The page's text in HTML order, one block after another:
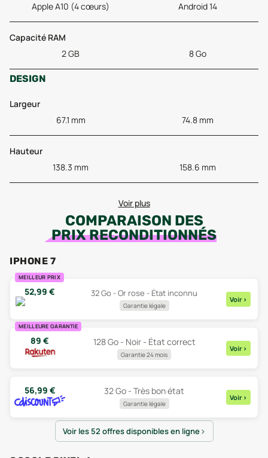
Apple A10 (4 cœurs)
Android 14
Capacité RAM
2 GB
8 Go
DESIGN
Largeur
67.1 mm
74.8 mm
Hauteur
138.3 mm
158.6 mm
Voir plus
COMPARAISON DES
PRIX RECONDITIONNÉS
IPHONE 7
MEILLEUR PRIX
52,99 € 32 Go - Or rose - État inconnu
Garantie légale
Voir >
MEILLEURE GARANTIE
89 € 128 Go - Noir - État correct
Garantie 24 mois
Voir >
56,99 € 32 Go - Très bon état
Garantie légale
Voir >
Voir les 52 offres disponibles en ligne